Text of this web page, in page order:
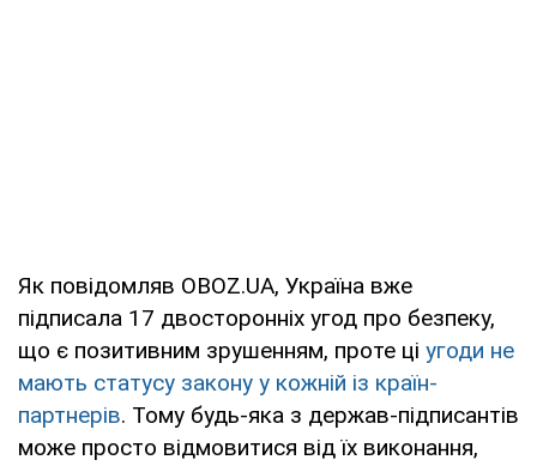
Як повідомляв OBOZ.UA, Україна вже
підписала 17 двосторонніх угод про безпеку,
що є позитивним зрушенням, проте ці угоди не
мають статусу закону у кожній із країн-
партнерів. Тому будь-яка з держав-підписантів
може просто відмовитися від їх виконання,